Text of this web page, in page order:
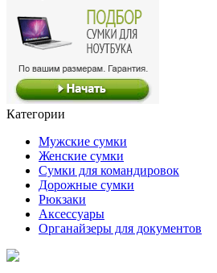
Категории
Мужские сумки
Женские сумки
Сумки для командировок
Дорожные сумки
Рюкзаки
Аксессуары
Органайзеры для документов